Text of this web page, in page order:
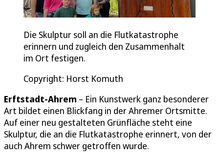
Die Skulptur soll an die Flutkatastrophe
erinnern und zugleich den Zusammenhalt
im Ort festigen.
Copyright: Horst Komuth
Erftstadt-Ahrem – Ein Kunstwerk ganz besonderer
Art bildet einen Blickfang in der Ahremer Ortsmitte.
Auf einer neu gestalteten Grünfläche steht eine
Skulptur, die an die Flutkatastrophe erinnert, von der
auch Ahrem schwer getroffen wurde.